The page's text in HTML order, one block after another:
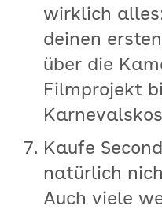
wirklich
deinen
über die
Filmprojekt
Kaufe
natürlich
Auch viele